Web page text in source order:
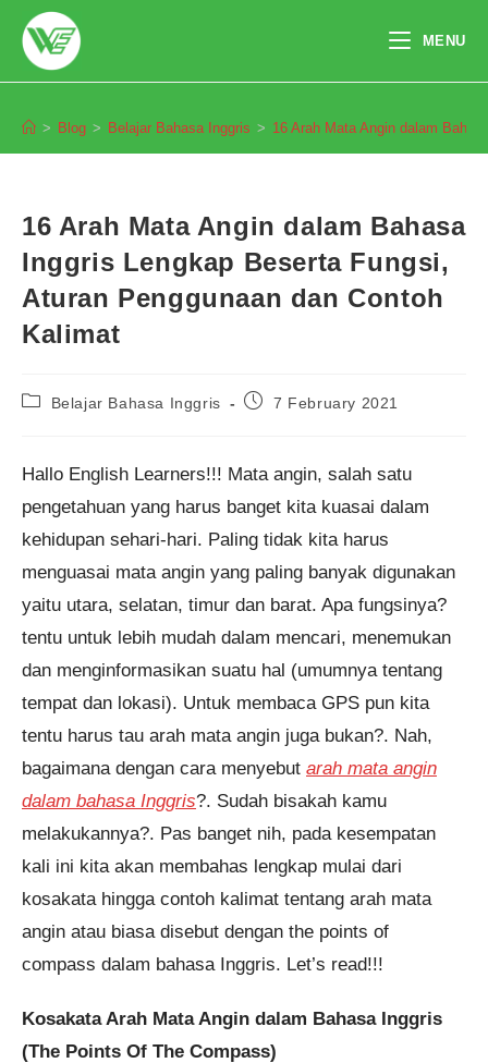
content
MENU
> Blog > Belajar Bahasa Inggris > 16 Arah Mata Angin dalam
16 Arah Mata Angin dalam Bahasa
Inggris Lengkap Beserta Fungsi,
Aturan Penggunaan dan Contoh
Kalimat
PostBelajar Bahasa Inggris
Post7 February 2021
Hallo English Learners!!! Mata angin, salah satu
pengetahuan yang harus banget kita kuasai dalam
kehidupan sehari-hari. Paling tidak kita harus
menguasai mata angin yang paling banyak digunakan
yaitu utara, selatan, timur dan barat. Apa fungsinya?
tentu untuk lebih mudah dalam mencari, menemukan
dan menginformasikan suatu hal (umumnya tentang
tempat dan lokasi). Untuk membaca GPS pun kita
tentu harus tau arah mata angin juga bukan?. Nah,
bagaimana dengan cara menyebut arah mata angin
dalam bahasa Inggris?. Sudah bisakah kamu
melakukannya?. Pas banget nih, pada kesempatan
kali ini kita akan membahas lengkap mulai dari
kosakata hingga contoh kalimat tentang arah mata
angin atau biasa disebut dengan the points of
compass dalam bahasa Inggris. Let’s read!!!
Kosakata Arah Mata Angin dalam Bahasa Inggris
(The Points Of The Compass)
Pendaftaran
Purwokerto melakukan
Master 4 Bulan 4 jam yang lalu.